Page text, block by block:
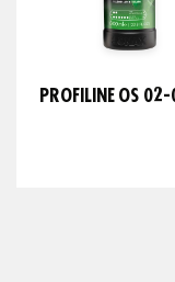
PROFILINE OS 02-